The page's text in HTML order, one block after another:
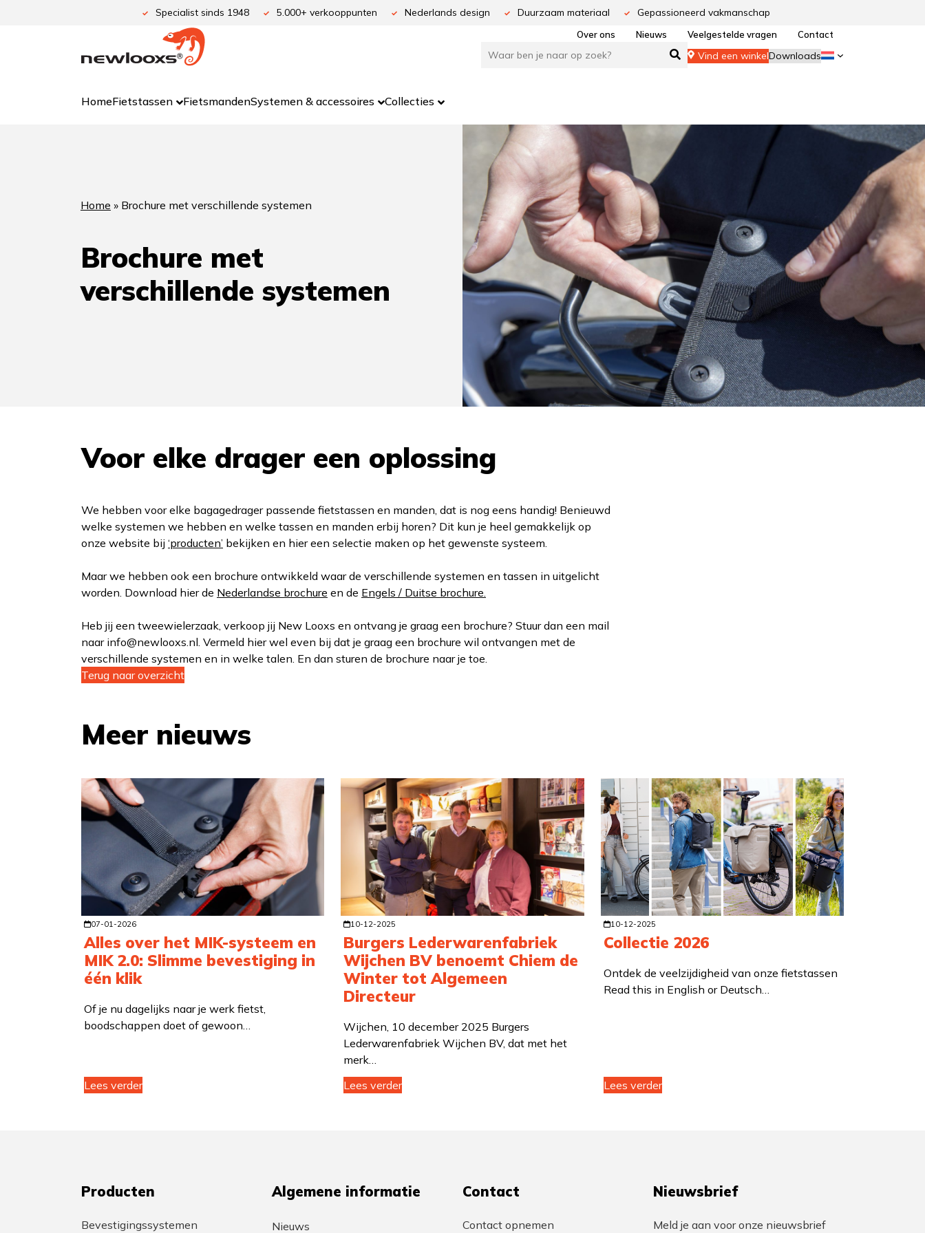
Specialist sinds 1948 5.000+ verkooppunten Nederlands design Duurzaam materiaal Gepassioneerd vakmanschap
Over ons Nieuws Veelgestelde vragen Contact
Vind een winkelDownloads
HomeFietstassen FietsmandenSystemen & accessoires Collecties
Home » Brochure met verschillende systemen
Brochure met
verschillende systemen
Voor elke drager een oplossing
We hebben voor elke bagagedrager passende fietstassen en manden, dat is nog eens handig! Benieuwd
welke systemen we hebben en welke tassen en manden erbij horen? Dit kun je heel gemakkelijk op
onze website bij ‘producten’ bekijken en hier een selectie maken op het gewenste systeem.
Maar we hebben ook een brochure ontwikkeld waar de verschillende systemen en tassen in uitgelicht
worden. Download hier de Nederlandse brochure en de Engels / Duitse brochure.
Heb jij een tweewielerzaak, verkoop jij New Looxs en ontvang je graag een brochure? Stuur dan een mail
naar info@newlooxs.nl. Vermeld hier wel even bij dat je graag een brochure wil ontvangen met de
verschillende systemen en in welke talen. En dan sturen de brochure naar je toe.
Terug naar overzicht
Meer nieuws
07-01-2026
Alles over het MIK-systeem en
MIK 2.0: Slimme bevestiging in
één klik
Of je nu dagelijks naar je werk fietst,
boodschappen doet of gewoon…
Lees verder
10-12-2025
Burgers Lederwarenfabriek
Wijchen BV benoemt Chiem de
Winter tot Algemeen
Directeur
Wijchen, 10 december 2025 Burgers
Lederwarenfabriek Wijchen BV, dat met het
merk…
Lees verder
10-12-2025
Collectie 2026
Ontdek de veelzijdigheid van onze fietstassen
Read this in English or Deutsch…
Lees verder
Producten
Bevestigingssystemen
Algemene informatie
Nieuws
Contact
Contact opnemen
Nieuwsbrief
Meld je aan voor onze nieuwsbrief